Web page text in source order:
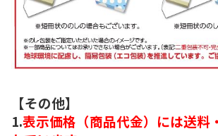
【その他】
1.表示価格（商品代金）には送料